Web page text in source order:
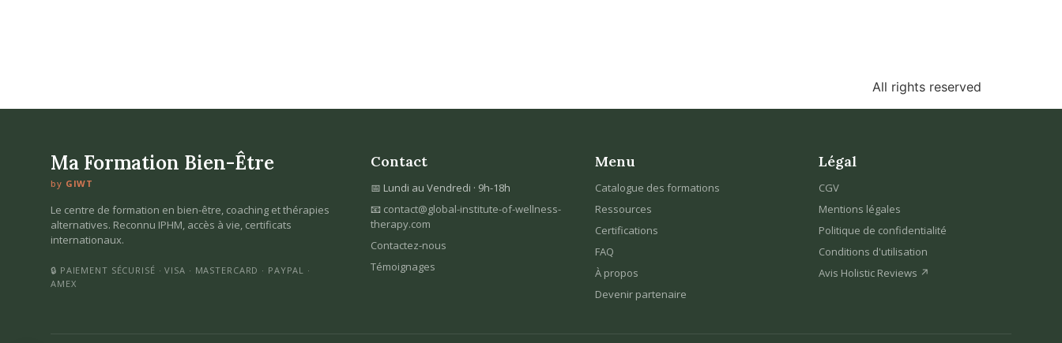
All rights reserved
Ma Formation Bien-Être
by GIWT
Le centre de formation en bien-être, coaching et thérapies
alternatives. Reconnu IPHM, accès à vie, certificats
internationaux.
🔒 PAIEMENT SÉCURISÉ · VISA · MASTERCARD · PAYPAL ·
AMEX
Contact
📅 Lundi au Vendredi · 9h-18h
📧 contact@global-institute-of-wellness-
therapy.com
Contactez-nous
Témoignages
Menu
Catalogue des formations
Ressources
Certifications
FAQ
À propos
Devenir partenaire
Légal
CGV
Mentions légales
Politique de confidentialité
Conditions d'utilisation
Avis Holistic Reviews ↗